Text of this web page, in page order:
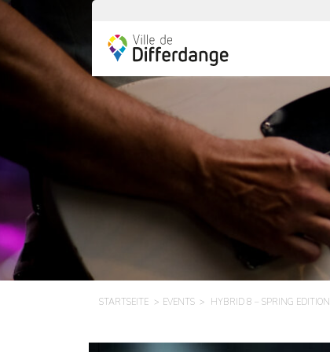
STARTSEITE EVENTS HYBRID 8 – SPRING EDITION